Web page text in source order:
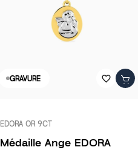
GRAVURE favorite_border
EDORA OR 9CT
Médaille Ange EDORA